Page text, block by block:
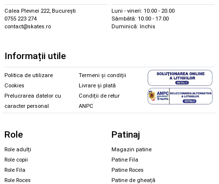
Calea Plevnei 222, București
0755 223 274
contact@skates.ro
Luni - vineri: 10.00 - 20.00
Sâmbătă: 10.00 - 17.00
Duminică: închis
Informații utile
Politica de utilizare
Cookies
Prelucrarea datelor cu
caracter personal
Termeni și condiții
Livrare și plată
Condiții de retur
ANPC
Role
Role adulți
Role copii
Role Fila
Role Roces
Patinaj
Magazin patine
Patine Fila
Patine Roces
Patine de gheață